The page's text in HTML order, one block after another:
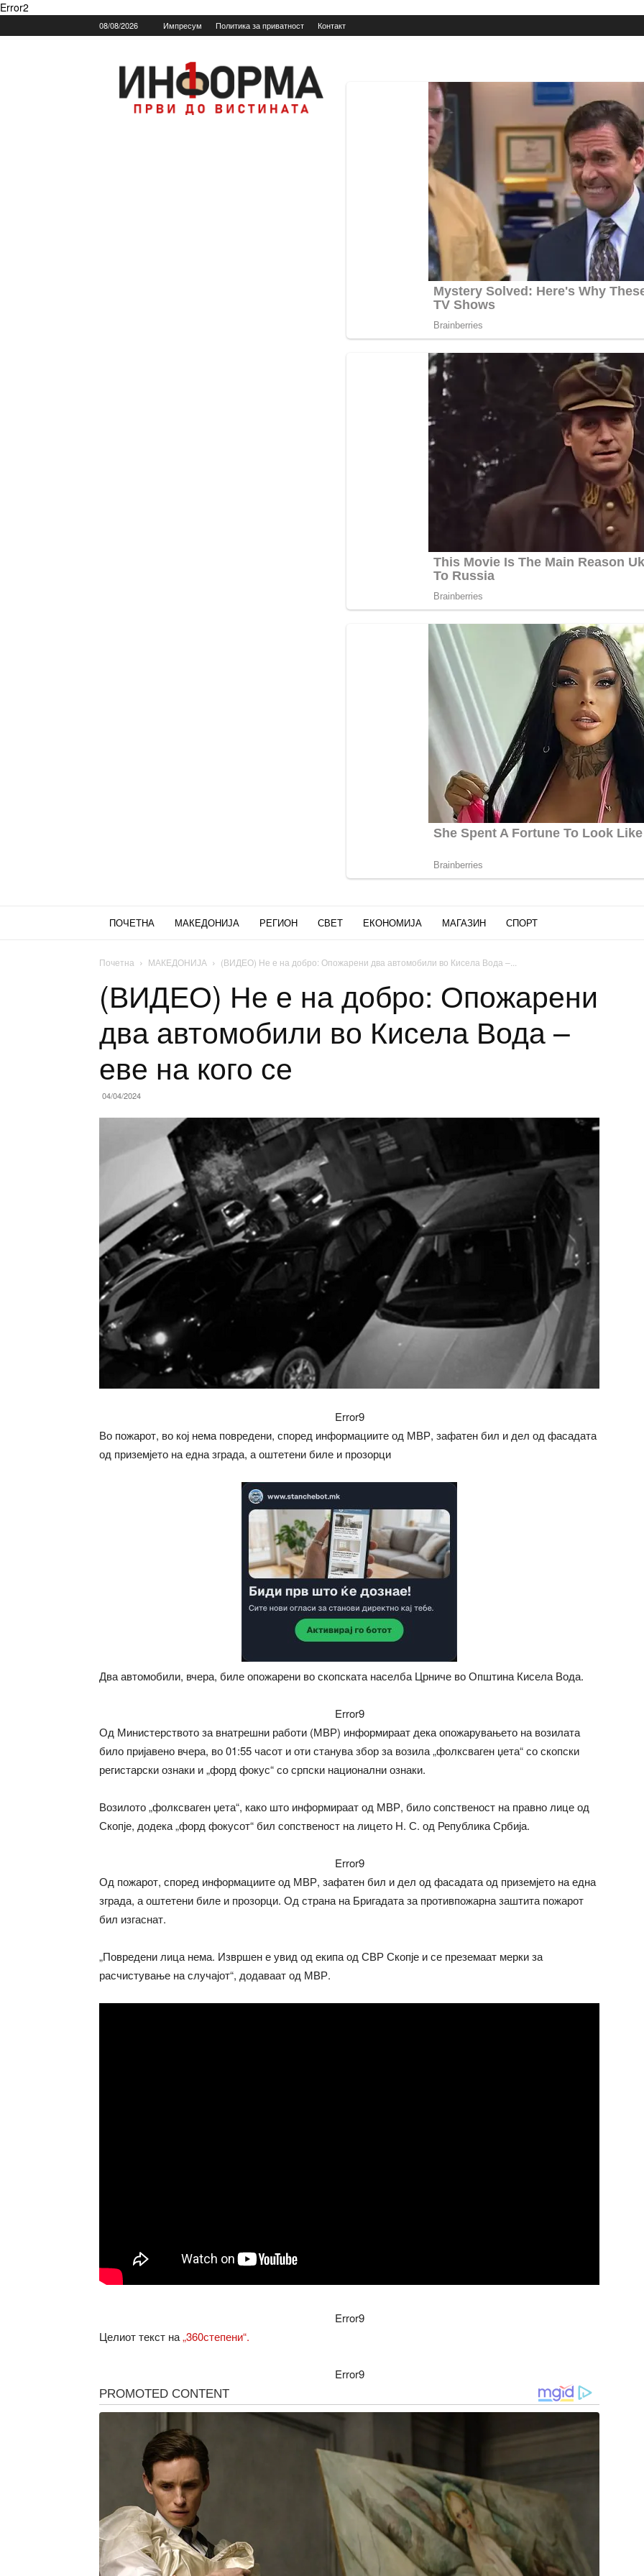
Error2
08/08/2026 Импресум Политика за приватност Контакт
Informa.mk
ПОЧЕТНА МАКЕДОНИЈА РЕГИОН СВЕТ ЕКОНОМИЈА МАГАЗИН СПОРТ
Почетна МАКЕДОНИЈА (ВИДЕО) Не е на добро: Опожарени два автомобили во Кисела Вода –...
(ВИДЕО) Не е на добро: Опожарени
два автомобили во Кисела Вода –
еве на кого се
04/04/2024
Error9
Во пожарот, во кој нема повредени, според информациите од МВР, зафатен бил и дел од фасадата
од приземјето на една зграда, а оштетени биле и прозорци
Два автомобили, вчера, биле опожарени во скопската населба Црниче во Општина Кисела Вода.
Error9
Од Министерството за внатрешни работи (МВР) информираат дека опожарувањето на возилата
било пријавено вчера, во 01:55 часот и оти станува збор за возила „фолксваген џета“ со скопски
регистарски ознаки и „форд фокус“ со српски национални ознаки.
Возилото „фолксваген џета“, како што информираат од МВР, било сопственост на правно лице од
Скопје, додека „форд фокусот“ бил сопственост на лицето Н. С. од Република Србија.
Error9
Од пожарот, според информациите од МВР, зафатен бил и дел од фасадата од приземјето на една
зграда, а оштетени биле и прозорци. Од страна на Бригадата за противпожарна заштита пожарот
бил изгаснат.
„Повредени лица нема. Извршен е увид од екипа од СВР Скопје и се преземаат мерки за
расчистување на случајот“, додаваат од МВР.
Error9
Целиот текст на„360степени“.
Error9